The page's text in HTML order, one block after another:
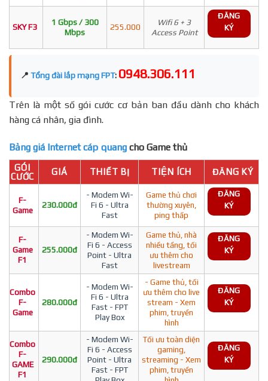
SKY F3
1 Gbps / 300
Mbps
255.000
Wifi 6 + 3
Access Point
ĐĂNG
KÝ
📍 Tổng đài lắp mạng FPT: 0948.306.111
Trên là một số gói cước cơ bản ban đầu dành cho khách
hàng cá nhân, gia đình.
Bảng giá Internet cáp quang cho Game thủ
GÓI
CƯỚC
GIÁ THIẾT BỊ TIỆN ÍCH ĐĂNG KÝ
F-
Game
230.000đ
- Modem Wi-
Fi 6 - Ultra
Fast
Game thủ chơi
thường xuyên,
ping thấp
ĐĂNG
KÝ
F-
Game
F1
255.000đ
- Modem Wi-
Fi 6 - Access
Point - Ultra
Fast
Game thủ, nhà
nhiều tầng, tối
ưu thêm cho
livestream
ĐĂNG
KÝ
Combo
F-
Game
280.000đ
- Modem Wi-
Fi 6 - Ultra
Fast - FPT
Play Box
- Game thủ, tối
ưu thêm cho live
stream - Xem
phim, truyền
hình
ĐĂNG
KÝ
Combo
F-
GAME
F1
290.000đ
- Modem Wi-
Fi 6 - Access
Point - Ultra
Fast - FPT
Tối ưu toàn diện
gaming,
streaming - Xem
phim, truyền
ĐĂNG
KÝ